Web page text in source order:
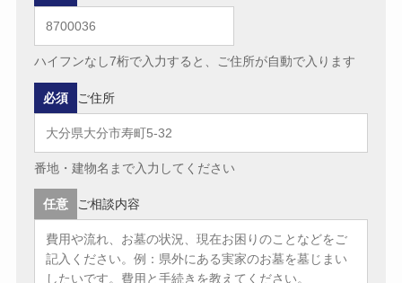
ハイフンなし7桁で入力すると、ご住所が自動で入ります
ご住所
必須
番地・建物名まで入力してください
ご相談内容
任意